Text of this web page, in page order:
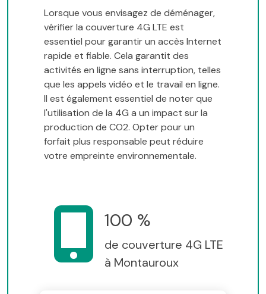
Lorsque vous envisagez de déménager,
vérifier la couverture 4G LTE est
essentiel pour garantir un accès Internet
rapide et fiable. Cela garantit des
activités en ligne sans interruption, telles
que les appels vidéo et le travail en ligne.
Il est également essentiel de noter que
l'utilisation de la 4G a un impact sur la
production de CO2. Opter pour un
forfait plus responsable peut réduire
votre empreinte environnementale.
100 %
de couverture 4G LTE
à Montauroux